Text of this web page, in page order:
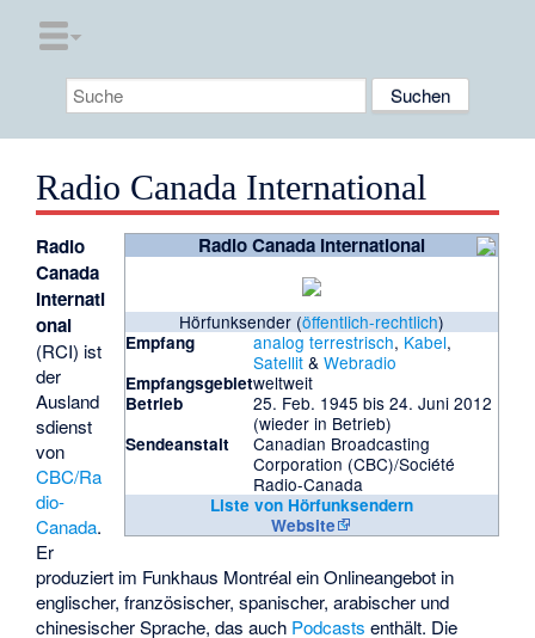
Radio Canada International
Radio Canada International
Hörfunksender (öffentlich-rechtlich)
Empfang analog terrestrisch, Kabel,
Satellit& Webradio
Empfangsgebietweltweit
Betrieb
25. Feb. 1945 bis 24. Juni 2012
(wieder in Betrieb)
Sendeanstalt
Canadian Broadcasting
Corporation (CBC)/Société
Radio-Canada
Liste von Hörfunksendern
Website
Radio
Canada
Internati
onal
(RCI) ist
der
Ausland
sdienst
von
CBC/Ra
dio-
Canada.
Er
produziert im Funkhaus Montréal ein Onlineangebot in
englischer, französischer, spanischer, arabischer und
chinesischer Sprache, das auch Podcasts enthält. Die